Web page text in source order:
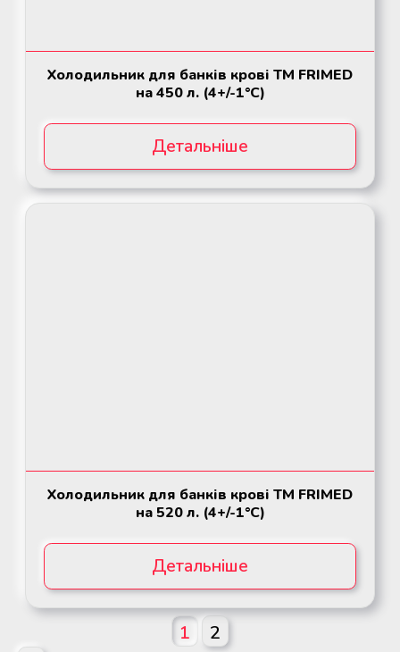
Холодильник для банків крові ТМ FRIMED
на 450 л. (4+/-1°C)
Детальніше
Холодильник для банків крові ТМ FRIMED
на 520 л. (4+/-1°C)
Детальніше
1 2